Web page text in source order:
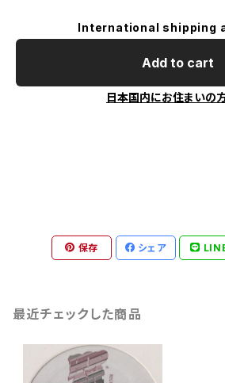
International shipping
Add to cart
日本国内にお住まいの
保存 シェア
最近チェックした商品